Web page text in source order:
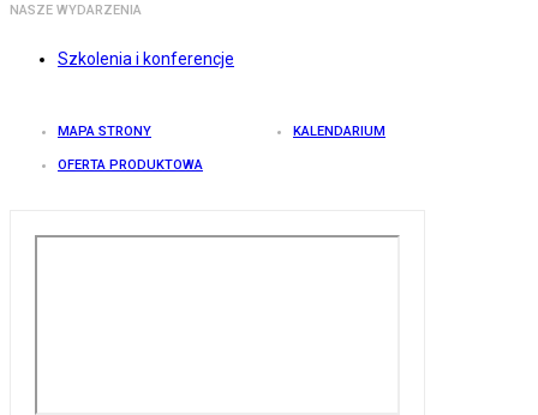
NASZE WYDARZENIA
Szkolenia i konferencje
MAPA STRONY KALENDARIUM
OFERTA PRODUKTOWA